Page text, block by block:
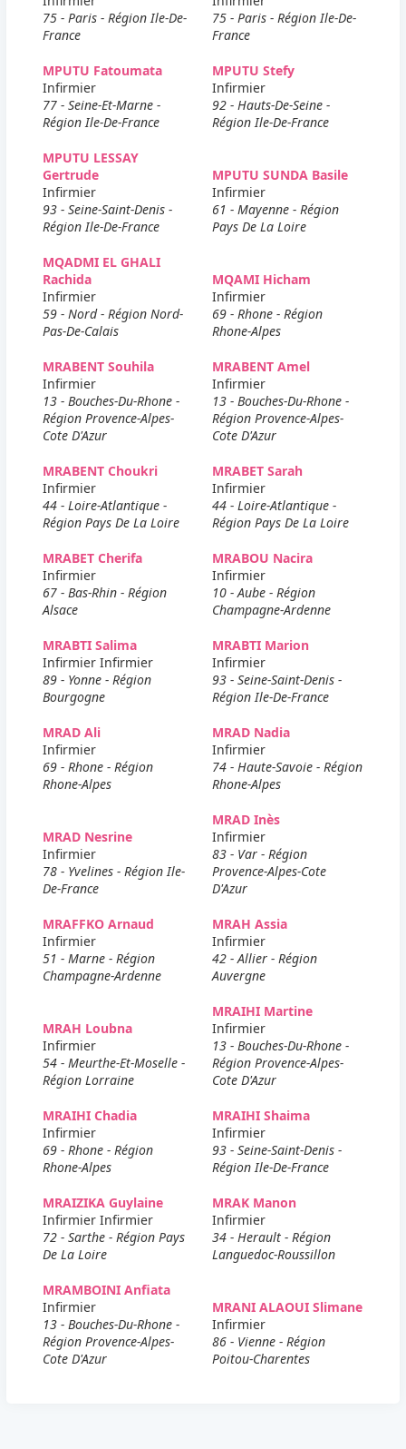
75 - Paris - Région Ile-De-
France
75 - Paris - Région Ile-De-
France
MPUTU Fatoumata
Infirmier
77 - Seine-Et-Marne -
Région Ile-De-France
MPUTU Stefy
Infirmier
92 - Hauts-De-Seine -
Région Ile-De-France
MPUTU LESSAY
Gertrude
Infirmier
93 - Seine-Saint-Denis -
Région Ile-De-France
MPUTU SUNDA Basile
Infirmier
61 - Mayenne - Région
Pays De La Loire
MQADMI EL GHALI
Rachida
Infirmier
59 - Nord - Région Nord-
Pas-De-Calais
MQAMI Hicham
Infirmier
69 - Rhone - Région
Rhone-Alpes
MRABENT Souhila
Infirmier
13 - Bouches-Du-Rhone -
Région Provence-Alpes-
Cote D'Azur
MRABENT Amel
Infirmier
13 - Bouches-Du-Rhone -
Région Provence-Alpes-
Cote D'Azur
MRABENT Choukri
Infirmier
44 - Loire-Atlantique -
Région Pays De La Loire
MRABET Sarah
Infirmier
44 - Loire-Atlantique -
Région Pays De La Loire
MRABET Cherifa
Infirmier
67 - Bas-Rhin - Région
Alsace
MRABOU Nacira
Infirmier
10 - Aube - Région
Champagne-Ardenne
MRABTI Salima
Infirmier Infirmier
89 - Yonne - Région
Bourgogne
MRABTI Marion
Infirmier
93 - Seine-Saint-Denis -
Région Ile-De-France
MRAD Ali
Infirmier
69 - Rhone - Région
Rhone-Alpes
MRAD Nadia
Infirmier
74 - Haute-Savoie - Région
Rhone-Alpes
MRAD Nesrine
Infirmier
78 - Yvelines - Région Ile-
De-France
MRAD Inès
Infirmier
83 - Var - Région
Provence-Alpes-Cote
D'Azur
MRAFFKO Arnaud
Infirmier
51 - Marne - Région
Champagne-Ardenne
MRAH Assia
Infirmier
42 - Allier - Région
Auvergne
MRAH Loubna
Infirmier
54 - Meurthe-Et-Moselle -
Région Lorraine
MRAIHI Martine
Infirmier
13 - Bouches-Du-Rhone -
Région Provence-Alpes-
Cote D'Azur
MRAIHI Chadia
Infirmier
69 - Rhone - Région
Rhone-Alpes
MRAIHI Shaima
Infirmier
93 - Seine-Saint-Denis -
Région Ile-De-France
MRAIZIKA Guylaine
Infirmier Infirmier
72 - Sarthe - Région Pays
De La Loire
MRAK Manon
Infirmier
34 - Herault - Région
Languedoc-Roussillon
MRAMBOINI Anfiata
Infirmier
13 - Bouches-Du-Rhone -
Région Provence-Alpes-
Cote D'Azur
MRANI ALAOUI Slimane
Infirmier
86 - Vienne - Région
Poitou-Charentes